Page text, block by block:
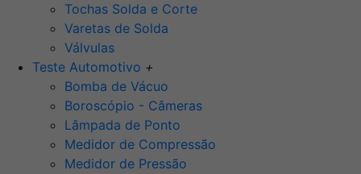
Tochas Solda e Corte
Varetas de Solda
Válvulas
Teste Automotivo +
Bomba de Vácuo
Boroscópio - Câmeras
Lâmpada de Ponto
Medidor de Compressão
Medidor de Pressão